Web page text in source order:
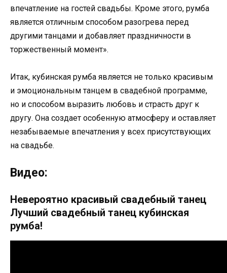
впечатление на гостей свадьбы. Кроме этого, румба
является отличным способом разогрева перед
другими танцами и добавляет праздничности в
торжественный момент».
Итак, кубинская румба является не только красивым
и эмоциональным танцем в свадебной программе,
но и способом выразить любовь и страсть друг к
другу. Она создает особенную атмосферу и оставляет
незабываемые впечатления у всех присутствующих
на свадьбе.
Видео:
Невероятно красивый свадебный танец
Лучший свадебный танец кубинская
румба!